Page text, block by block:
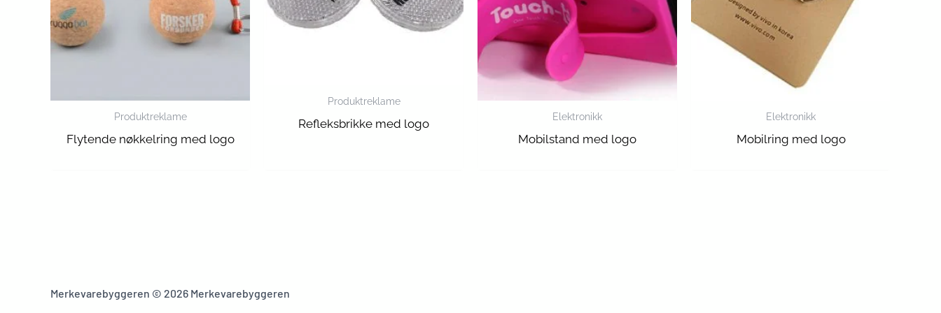
Produktreklame
Flytende nøkkelring med logo
Produktreklame
Refleksbrikke med logo
Elektronikk
Mobilstand med logo
Elektronikk
Mobilring med logo
Merkevarebyggeren © 2026 Merkevarebyggeren